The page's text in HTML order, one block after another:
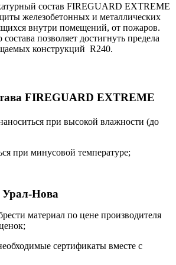
состав FIREGUARD EXTREME
железобетонных и металлических
внутри помещений, от пожаров.
позволяет достигнуть предела
конструкций R240.
FIREGUARD EXTREME
при высокой влажности (до
при минусовой температуре;
Нова
материал по цене производителя
сертификаты вместе с